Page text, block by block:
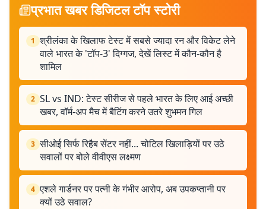
प्रभात खबर डिजिटल टॉप स्टोरी
1 श्रीलंका के खिलाफ टेस्ट में सबसे ज्यादा रन और विकेट लेने
वाले भारत के 'टॉप-3' दिग्गज, देखें लिस्ट में कौन-कौन है
शामिल
2 SL vs IND: टेस्ट सीरीज से पहले भारत के लिए आई अच्छी
खबर, वॉर्म-अप मैच में बैटिंग करने उतरे शुभमन गिल
3 सीओई सिर्फ रिहैब सेंटर नहीं... चोटिल खिलाड़ियों पर उठे
सवालों पर बोले वीवीएस लक्ष्मण
4 एशले गार्डनर पर पत्नी के गंभीर आरोप, अब उपकप्तानी पर
क्यों उठे सवाल?